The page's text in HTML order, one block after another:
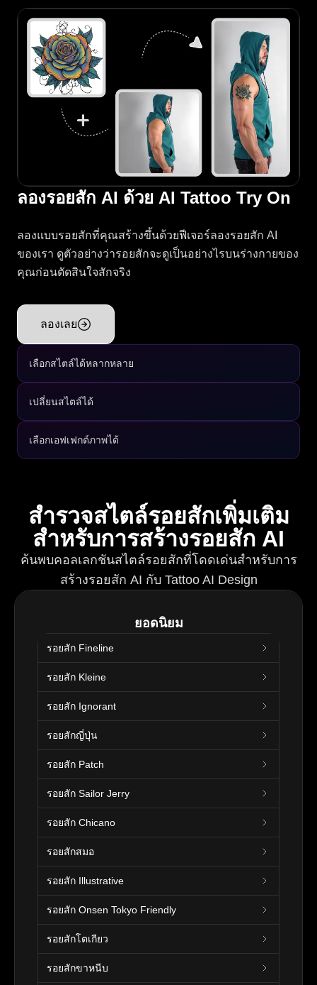
ลองรอยสัก AI ด้วย AI Tattoo Try On
ลองแบบรอยสักที่คุณสร้างขึ้นด้วยฟีเจอร์ลองรอยสัก AI
ของเรา ดูตัวอย่างว่ารอยสักจะดูเป็นอย่างไรบนร่างกายของ
คุณก่อนตัดสินใจสักจริง
ลองเลย
เลือกสไตล์ได้หลากหลาย
เปลี่ยนสไตล์ได้
เลือกเอฟเฟกต์ภาพได้
สำรวจสไตล์รอยสักเพิ่มเติม
สำหรับการสร้างรอยสัก AI
ค้นพบคอลเลกชันสไตล์รอยสักที่โดดเด่นสำหรับการ
สร้างรอยสัก AI กับ Tattoo AI Design
ยอดนิยม
รอยสัก Fineline
รอยสัก Kleine
รอยสัก Ignorant
รอยสักญี่ปุ่น
รอยสัก Patch
รอยสัก Sailor Jerry
รอยสัก Chicano
รอยสักสมอ
รอยสัก Illustrative
รอยสัก Onsen Tokyo Friendly
รอยสักโตเกียว
รอยสักขาหนีบ